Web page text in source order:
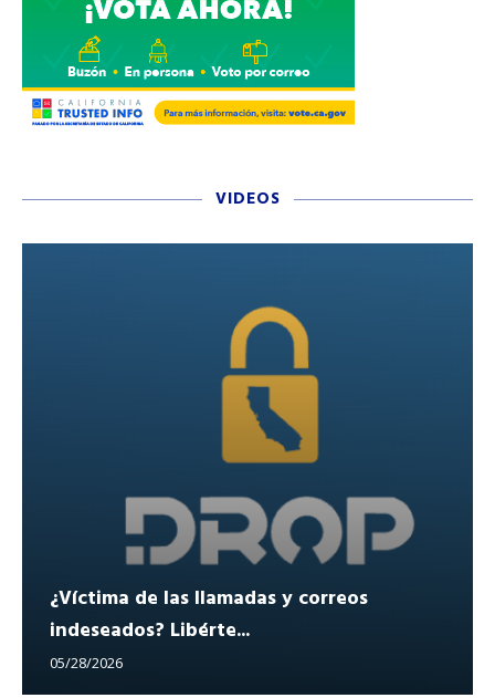
VIDEOS
¿Víctima de las llamadas y correos
indeseados? Libérte...
05/28/2026